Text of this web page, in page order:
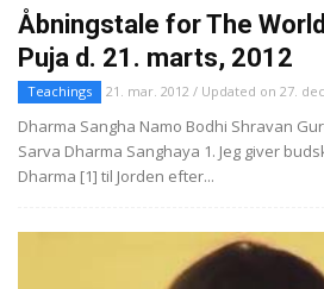
Åbningstale for The
Puja d. 21. marts, 2012
Teachings 21. mar. 2012 / Updated on 27.
Dharma Sangha Namo Bodhi Shravan
Sarva Dharma Sanghaya 1. Jeg giver
Dharma [1] til Jorden efter...